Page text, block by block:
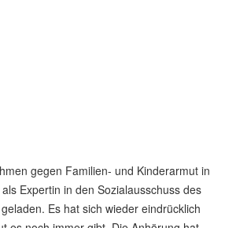
gegen Familien- und Kinderarmut in
Expertin in den Sozialausschuss des
Es hat sich wieder eindrücklich